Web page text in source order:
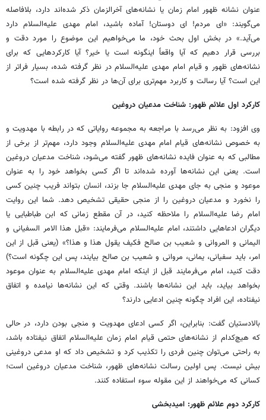
عنوان نشانه ظهور امام زمان یا نشانه‌های آخرالزمان ذکر شده‌اند دارد، بلافاصله
می‌گویند: «ای مردم! ای دوستان! آماده باشید، امام مهدی علیه‌السلام دارد
می‌آید.» در بخش اول بحث خود، ما می‌خواهیم این موضوع را مورد دقت و
بررسی قرار دهیم که آیا واقعاً اینگونه است یا خیر؟ آیا کارکردهایی که برای
نشانه‌های ظهور و قیام امام مهدی علیه‌السلام در نظر گرفته شده، بسیار فراتر از
این است؟ آیا رسالت و کاربرد مهم‌تری برای آن‌ها در نظر گرفته شده است؟
کارکرد اول علائم ظهور: شناخت مدعیان دروغین
وی افزود: به نظر می‌رسد با مراجعه به مجموعه روایاتی که در رابطه با مهدویت و
به خصوص نشانه‌های قیام امام مهدی علیه‌السلام وجود دارد، مهم‌تر از برخی از
مطالبی که به عنوان فایده نشانه‌های ظهور گفته می‌شود، شناخت مدعیان دروغین
است. یعنی این نشانه‌ها آورده شده‌اند تا اگر کسی بخواهد خود را به عنوان
موعود و منجی به جای مهدی علیه‌السلام جا بزند، انسان بتواند فریب چنین کسی
را نخورد و مدعیان دروغین را از منجی حقیقی تشخیص دهد. شما این روایت
امام رضا علیه‌السلام را ملاحظه کنید، در آن مقطع زمانی که ابن طباطبایی یا
دیگران ادعاهایی داشتند، امام علیه‌السلام می‌فرمایند: «قبل هذا الامر السفیانی و
الیمانی و المروانی و شعیب بن صالح فکیف یقول هذا و هذا؟» (یعنی قبل از این
امر، باید سفیانی، یمانی، مروانی و شعیب بن صالح بیایند، پس این چگونه است؟)
دقت کنید، امام می‌فرمایند قبل از اینکه امام مهدی علیه‌السلام به عنوان موعود
بخواهد بیاید، باید این نشانه‌ها باشند. وقتی که این نشانه‌ها نیامده و اتفاق
نیفتاده، این افراد چگونه چنین ادعایی دارند؟
بالادستیان گفت: بنابراین، اگر کسی ادعای مهدویت و منجی بودن دارد، در حالی
که هیچ‌کدام از نشانه‌های حتمی قیام امام زمان علیه‌السلام اتفاق نیفتاده باشد،
به راحتی می‌توان چنین فردی را تکذیب کرد و تشخیص داد که او مدعی دروغینی
بیش نیست. پس اولین رسالت نشانه‌های ظهور، شناخت مدعیان دروغین است؛
کسانی که می‌خواهند از این مقوله سوء استفاده کنند.
کارکرد دوم علائم ظهور: امیدبخشی